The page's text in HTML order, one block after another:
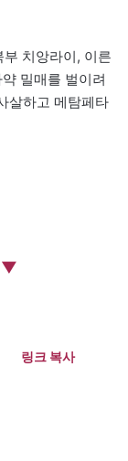
치앙라이, 이른
밀매를 벌이려
살하고 메탐페타
▼
링크 복사